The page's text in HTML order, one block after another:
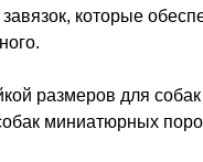
которые
размеров для
миниатюрных